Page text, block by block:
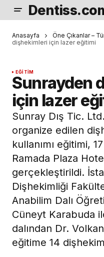
Anasayfa Öne Çıkanlar –
dişhekimleri için lazer eğitimi
EĞITIM
Sunrayden
için lazer
Sunray Dış Tic.
organize edilen
kullanımı eğitimi,
Ramada Plaza
gerçekleştirildi.
Dişhekimliği
Anabilim Dalı
Cüneyt Karabuda
dalından Dr. Volkan
eğitime 14